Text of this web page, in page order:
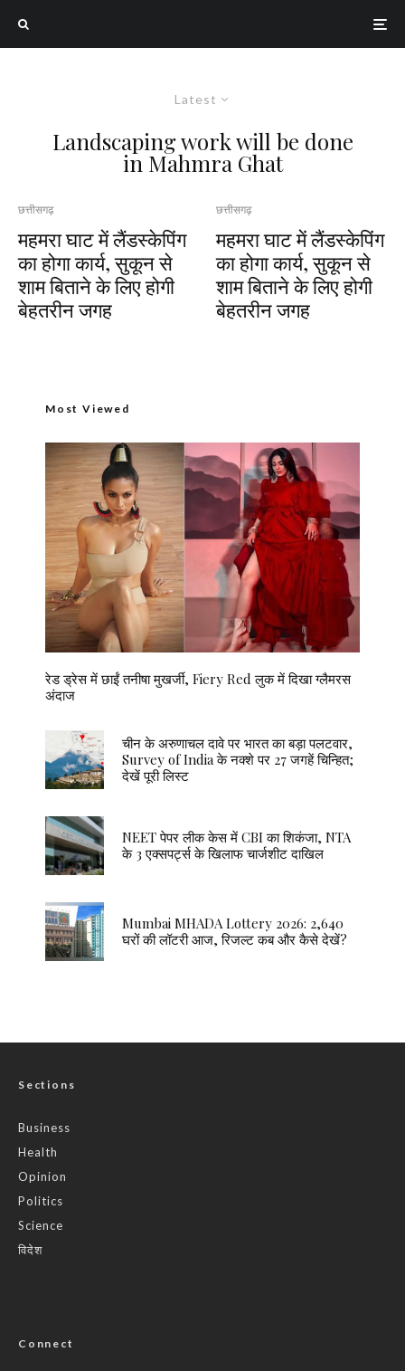
Latest
Landscaping work will be done
in Mahmra Ghat
छत्तीसगढ़
महमरा घाट में लैंडस्केपिंग
का होगा कार्य, सुकून से
शाम बिताने के लिए होगी
बेहतरीन जगह
छत्तीसगढ़
महमरा घाट में लैंडस्केपिंग
का होगा कार्य, सुकून से
शाम बिताने के लिए होगी
बेहतरीन जगह
Most Viewed
रेड ड्रेस में छाईं तनीषा मुखर्जी, Fiery Red लुक में दिखा ग्लैमरस
अंदाज
चीन के अरुणाचल दावे पर भारत का बड़ा पलटवार,
Survey of India के नक्शे पर 27 जगहें चिन्हित;
देखें पूरी लिस्ट
NEET पेपर लीक केस में CBI का शिकंजा, NTA
के 3 एक्सपर्ट्स के खिलाफ चार्जशीट दाखिल
Mumbai MHADA Lottery 2026: 2,640
घरों की लॉटरी आज, रिजल्ट कब और कैसे देखें?
Sections
Business
Health
Opinion
Politics
Science
विदेश
Connect